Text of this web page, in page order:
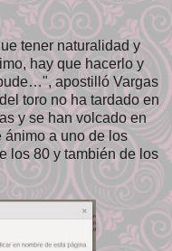
tener naturalidad y
hay que hacerlo y
apostilló Vargas
toro no ha tardado en
y se han volcado en
ánimo a uno de los
los 80 y también de los